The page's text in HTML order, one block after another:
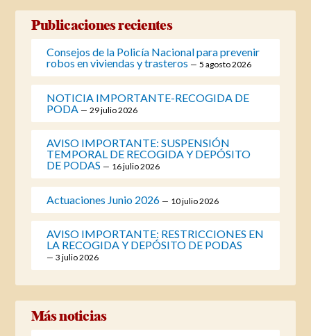
Publicaciones recientes
Consejos de la Policía Nacional para prevenir
robos en viviendas y trasteros
5 agosto 2026
NOTICIA IMPORTANTE-RECOGIDA DE
PODA
29 julio 2026
AVISO IMPORTANTE: SUSPENSIÓN
TEMPORAL DE RECOGIDA Y DEPÓSITO
DE PODAS
16 julio 2026
Actuaciones Junio 2026 10 julio 2026
AVISO IMPORTANTE: RESTRICCIONES EN
LA RECOGIDA Y DEPÓSITO DE PODAS
3 julio 2026
Más noticias